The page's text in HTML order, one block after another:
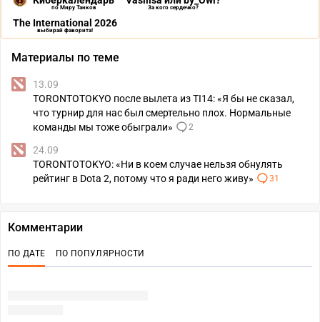
по Миру Танков За кого сердечко?
The International 2026
выбирай фаворита!
Материалы по теме
13.09
TORONTOTOKYO после вылета из TI14: «Я бы не сказал,
что турнир для нас был смертельно плох. Нормальные
команды мы тоже обыграли»
2
24.09
TORONTOTOKYO: «Ни в коем случае нельзя обнулять
рейтинг в Dota 2, потому что я ради него живу»
31
Комментарии
ПО ДАТЕ ПО ПОПУЛЯРНОСТИ